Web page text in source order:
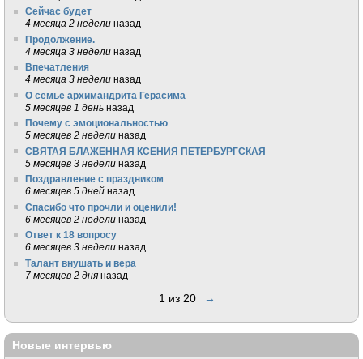
Сейчас будет
4 месяца 2 недели назад
Продолжение.
4 месяца 3 недели назад
Впечатления
4 месяца 3 недели назад
О семье архимандрита Герасима
5 месяцев 1 день назад
Почему с эмоциональностью
5 месяцев 2 недели назад
СВЯТАЯ БЛАЖЕННАЯ КСЕНИЯ ПЕТЕРБУРГСКАЯ
5 месяцев 3 недели назад
Поздравление с праздником
6 месяцев 5 дней назад
Спасибо что прочли и оценили!
6 месяцев 2 недели назад
Ответ к 18 вопросу
6 месяцев 3 недели назад
Талант внушать и вера
7 месяцев 2 дня назад
1 из 20 →
Новые интервью